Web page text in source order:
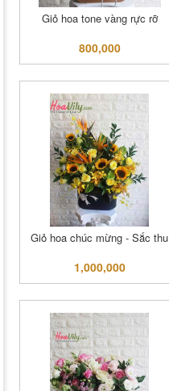
Giỏ hoa tone vàng rực rỡ
800,000
Giỏ hoa chúc mừng - Sắc thu
1,000,000